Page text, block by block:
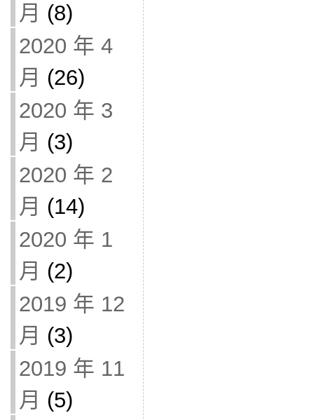
月 (8)
2020 年 4
月 (26)
2020 年 3
月 (3)
2020 年 2
月 (14)
2020 年 1
月 (2)
2019 年 12
月 (3)
2019 年 11
月 (5)